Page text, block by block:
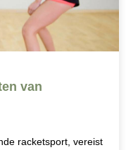
van
racketsport, vereist